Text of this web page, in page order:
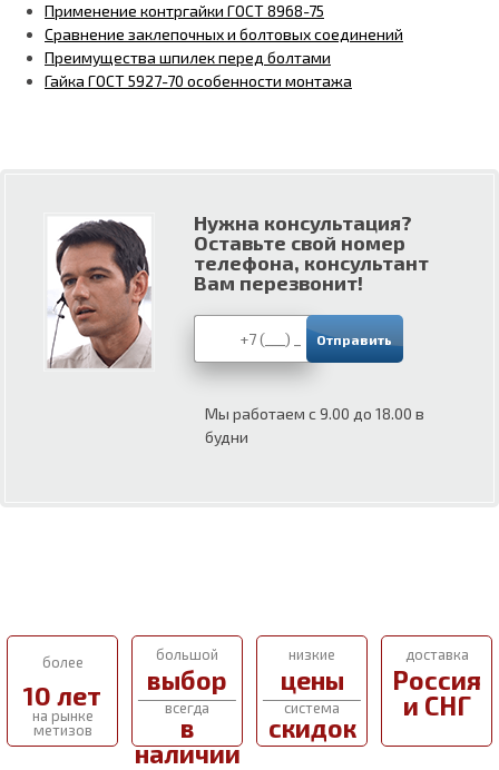
Применение контргайки ГОСТ 8968-75
Сравнение заклепочных и болтовых соединений
Преимущества шпилек перед болтами
Гайка ГОСТ 5927-70 особенности монтажа
Нужна консультация?
Оставьте свой номер
телефона, консультант
Вам перезвонит!
Мы работаем с 9.00 до 18.00 в
будни
более
10 лет
на рынке
метизов
большой
выбор
всегда
в
наличии
низкие
цены
система
скидок
доставка
Россия
и СНГ